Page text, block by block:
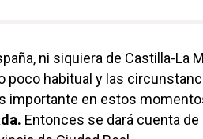
ni siquiera de Castilla-La
poco habitual y las
importante en estos
Entonces se dará cuenta de